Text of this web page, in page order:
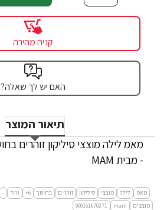
קניה מהירה
האם יש לך שאלה?
תיאור המוצר
- מבית MAM
מאמ לילה מוצצי סיליקון זוהרים בחושך 6+ ורוד -
מוצצים
mam
900161670271